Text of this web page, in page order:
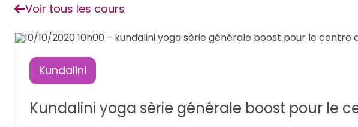
Voir tous les cours
Kundalini
Kundalini yoga sèrie générale boost pour le